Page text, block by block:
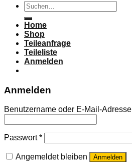
Suchen
nach:
Home
Shop
Teileanfrage
Teileliste
Anmelden
Anmelden
Benutzername oder E-Mail-Adresse
Passwort*
Angemeldet bleiben Anmelden